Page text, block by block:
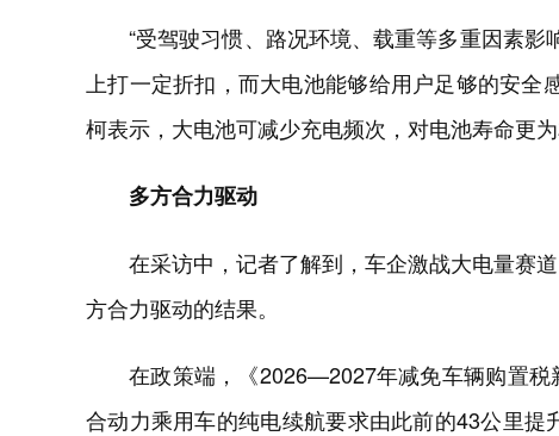
“受驾驶习惯、路况环境、载重等多重因素
上打一定折扣，而大电池能够给用户足够的安
柯表示，大电池可减少充电频次，对电池寿命更为
多方合力驱动
在采访中，记者了解到，车企激战大电量赛
方合力驱动的结果。
在政策端，《2026—2027年减免车辆购置
合动力乘用车的纯电续航要求由此前的43公里